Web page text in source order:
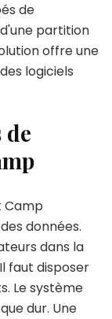
de
partition
offre une
logiciels
de
Camp
données.
dans la
faut disposer
Le système
dur. Une